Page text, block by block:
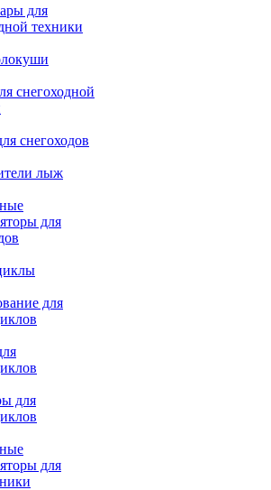
для
техники
снегоходной
снегоходов
лыж
для
для
для
для